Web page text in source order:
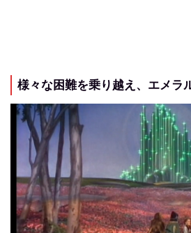
様々な困難を乗り越え、エメラ